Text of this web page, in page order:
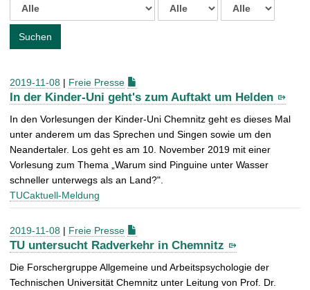
e
h
:
Suchen
2019-11-08 | Freie Presse
In der Kinder-Uni geht's zum Auftakt um Helden
In den Vorlesungen der Kinder-Uni Chemnitz geht es dieses Mal
unter anderem um das Sprechen und Singen sowie um den
Neandertaler. Los geht es am 10. November 2019 mit einer
Vorlesung zum Thema „Warum sind Pinguine unter Wasser
schneller unterwegs als an Land?".
TUCaktuell-Meldung
2019-11-08 | Freie Presse
TU untersucht Radverkehr in Chemnitz
Die Forschergruppe Allgemeine und Arbeitspsychologie der
Technischen Universität Chemnitz unter Leitung von Prof. Dr.